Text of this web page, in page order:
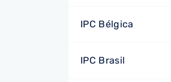
IPC Bélgica
IPC Brasil